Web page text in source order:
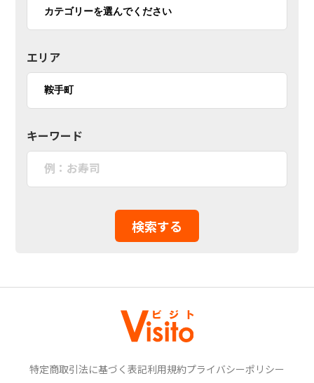
エリア
キーワード
検索する
特定商取引法に基づく表記利用規約プライバシーポリシー